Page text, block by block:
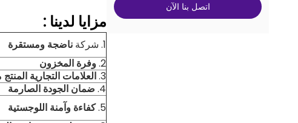
اتصل بنا الآن
مزايا لدينا :
1. شركة ناضجة ومستقرة
2. وفرة المخزون
3. العلامات التجارية
4. ضمان الجودة الصارمة
5. كفاءة وآمنة اللوجستية